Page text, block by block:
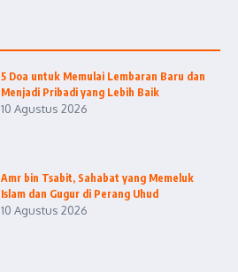
5 Doa untuk Memulai Lembaran Baru dan
Menjadi Pribadi yang Lebih Baik
10 Agustus 2026
Amr bin Tsabit, Sahabat yang Memeluk
Islam dan Gugur di Perang Uhud
10 Agustus 2026